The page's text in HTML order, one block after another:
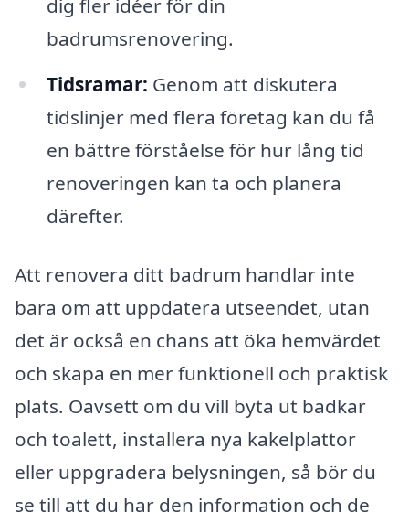
dig fler idéer för din
badrumsrenovering.
Tidsramar: Genom att diskutera
tidslinjer med flera företag kan du få
en bättre förståelse för hur lång tid
renoveringen kan ta och planera
därefter.
Att renovera ditt badrum handlar inte
bara om att uppdatera utseendet, utan
det är också en chans att öka hemvärdet
och skapa en mer funktionell och praktisk
plats. Oavsett om du vill byta ut badkar
och toalett, installera nya kakelplattor
eller uppgradera belysningen, så bör du
se till att du har den information och de